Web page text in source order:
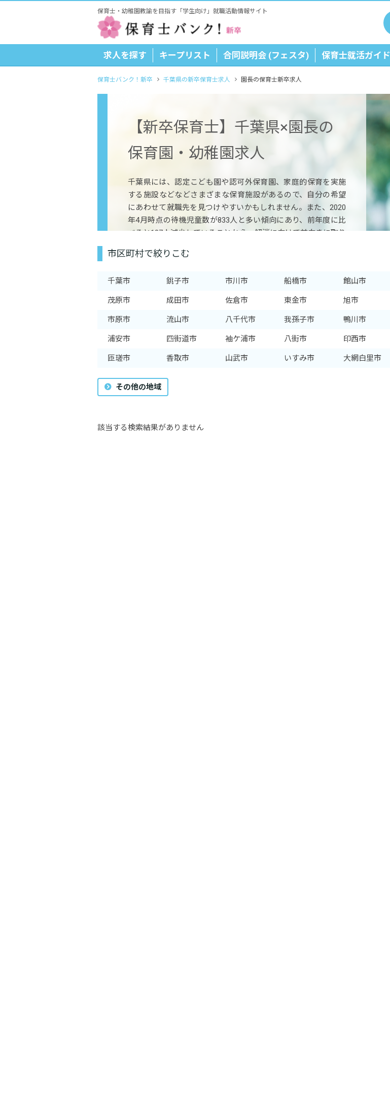
保育士・幼稚園教諭を目指す「学生向け」就職活動情報サイト
求人を探す キープリスト 合同説明会 (フェスタ) 保育士就活ガイド
保育士バンク！新卒 千葉県の新卒保育士求人 園長の保育士新卒求人
【新卒保育士】千葉県×園長の
保育園・幼稚園求人
千葉県には、認定こども園や認可外保育園、家庭的保育を実施
する施設などなどさまざまな保育施設があるので、自分の希望
にあわせて就職先を見つけやすいかもしれません。また、2020
年4月時点の待機児童数が833人と多い傾向にあり、前年度に比
べると187人減少していることから、解消に向けて前向きに取り
要は高いエリアであるといえるでしょう。
市区町村で絞りこむ
千葉市 銚子市 市川市 船橋市 館山市
茂原市 成田市 佐倉市 東金市 旭市
市原市 流山市 八千代市 我孫子市 鴨川市
浦安市 四街道市 袖ケ浦市 八街市 印西市
匝瑳市 香取市 山武市 いすみ市 大網白里市
その他の地域
該当する検索結果がありません